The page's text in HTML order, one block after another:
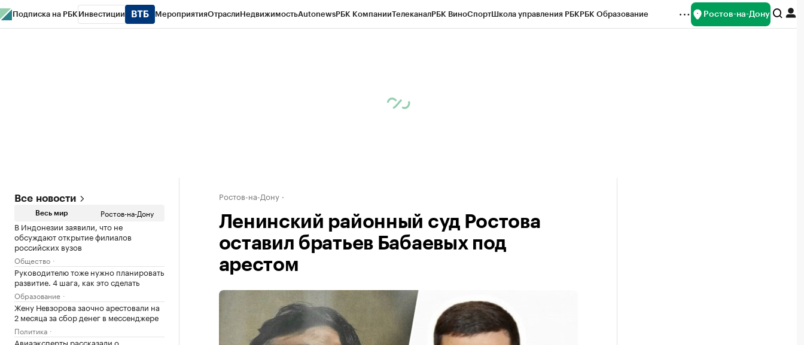
Подписка на РБК Инвестиции МероприятияОтраслиНедвижимостьAutonewsРБК КомпанииТелеканалРБК ВиноСпортШкола управления РБКРБК Образование Ростов-на-Дону
Все новости
Весь мир Ростов-на-Дону
В Индонезии заявили, что не
обсуждают открытие филиалов
российских вузов
Общество
Руководителю тоже нужно планировать
развитие. 4 шага, как это сделать
Образование
Жену Невзорова заочно арестовали на
2 месяца за сбор денег в мессенджере
Политика
Авиаэксперты рассказали о
Ростов-на-Дону
Ленинский районный суд Ростова
оставил братьев Бабаевых под
арестом